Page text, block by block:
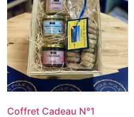
Coffret Cadeau N°1